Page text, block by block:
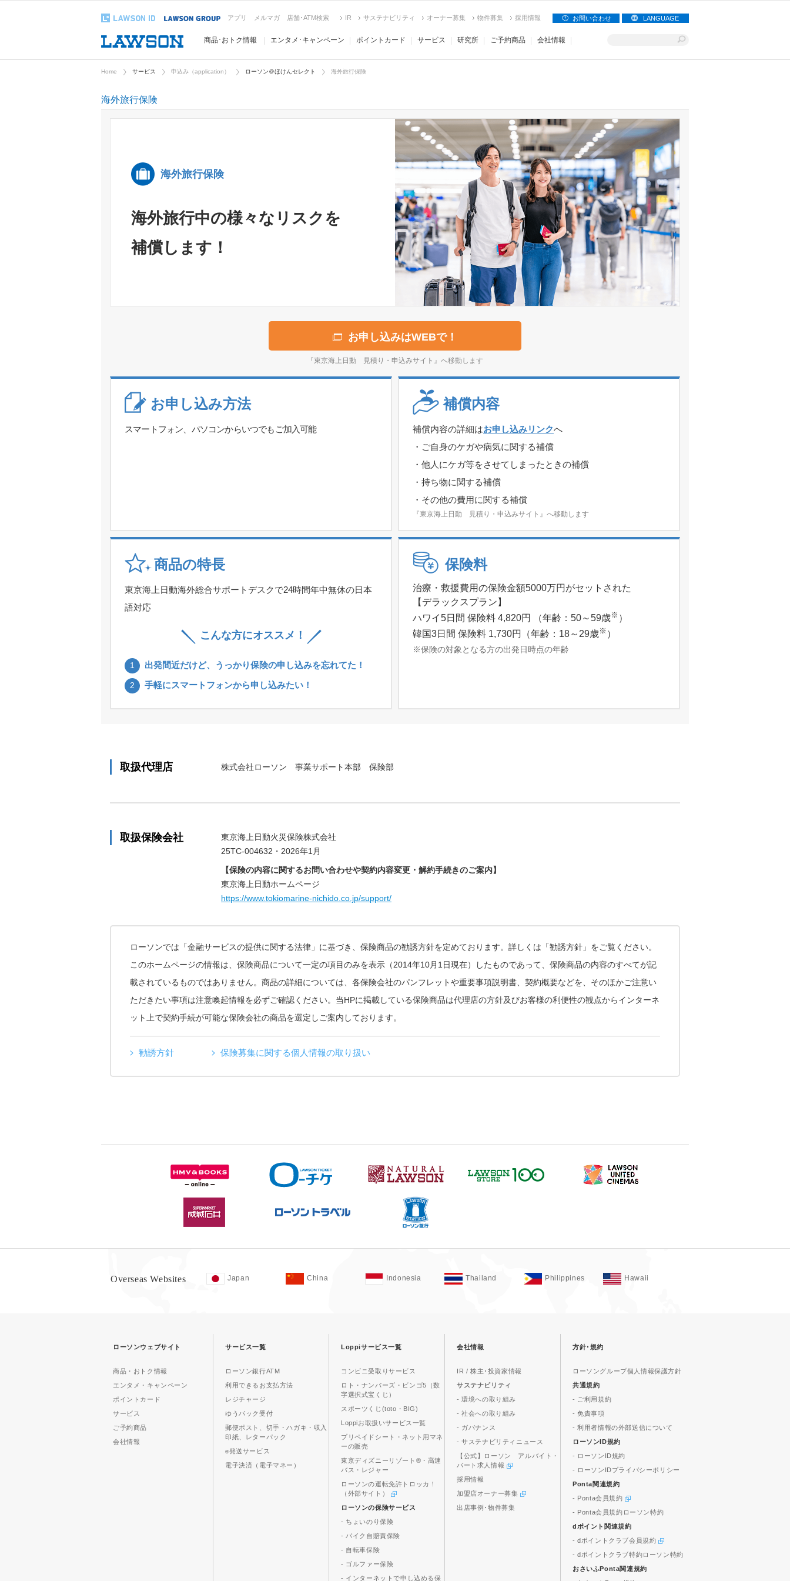
アプリ メルマガ 店舗･ATM検索 IR サステナビリティ オーナー募集 物件募集 採用情報 お問い合わせ LANGUAGE
商品･おトク情報 エンタメ･キャンペーン ポイントカード サービス 研究所 ご予約商品 会社情報
Home サービス 申込み（application） ローソン＠ほけんセレクト 海外旅行保険
海外旅行保険
海外旅行保険
海外旅行中の様々なリスクを
補償します！
お申し込みはWEBで！
『東京海上日動 見積り・申込みサイト』へ移動します
お申し込み方法
スマートフォン、パソコンからいつでもご加入可能
補償内容
補償内容の詳細はお申し込みリンクへ
・ご自身のケガや病気に関する補償
・他人にケガ等をさせてしまったときの補償
・持ち物に関する補償
・その他の費用に関する補償
『東京海上日動 見積り・申込みサイト』へ移動します
商品の特長
東京海上日動海外総合サポートデスクで24時間年中無休の日本
語対応
こんな方にオススメ！
1 出発間近だけど、うっかり保険の申し込みを忘れてた！
2 手軽にスマートフォンから申し込みたい！
保険料
治療・救援費用の保険金額5000万円がセットされた
【デラックスプラン】
ハワイ5日間 保険料 4,820円 （年齢：50～59歳※ ）
韓国3日間 保険料 1,730円（年齢：18～29歳※ ）
※保険の対象となる方の出発日時点の年齢
取扱代理店 株式会社ローソン 事業サポート本部 保険部
取扱保険会社
東京海上日動火災保険株式会社
25TC-004632・2026年1月
【保険の内容に関するお問い合わせや契約内容変更・解約手続きのご案内】
東京海上日動ホームページ
https://www.tokiomarine-nichido.co.jp/support/
ローソンでは「金融サービスの提供に関する法律」に基づき、保険商品の勧誘方針を定めております。詳しくは「勧誘方針」をご覧ください。
このホームページの情報は、保険商品について一定の項目のみを表示（2014年10月1日現在）したものであって、保険商品の内容のすべてが記
載されているものではありません。商品の詳細については、各保険会社のパンフレットや重要事項説明書、契約概要などを、そのほかご注意い
ただきたい事項は注意喚起情報を必ずご確認ください。当HPに掲載している保険商品は代理店の方針及びお客様の利便性の観点からインターネ
ット上で契約手続が可能な保険会社の商品を選定しご案内しております。
勧誘方針 保険募集に関する個人情報の取り扱い
Overseas Websites Japan China Indonesia Thailand Philippines Hawaii
ローソンウェブサイト
商品・おトク情報
エンタメ・キャンペーン
ポイントカード
サービス
ご予約商品
会社情報
サービス一覧
ローソン銀行ATM
利用できるお支払方法
レジチャージ
ゆうパック受付
郵便ポスト、切手・ハガキ・収入
印紙、レターパック
e発送サービス
電子決済（電子マネー）
Loppiサービス一覧
コンビニ受取りサービス
ロト・ナンバーズ・ビンゴ5（数
字選択式宝くじ）
スポーツくじ(toto・BIG)
Loppiお取扱いサービス一覧
プリペイドシート・ネット用マネ
ーの販売
東京ディズニーリゾート®・高速
バス・レジャー
ローソンの運転免許トロッカ！
（外部サイト）
ローソンの保険サービス
- ちょいのり保険
- バイク自賠責保険
- 自転車保険
- ゴルファー保険
- インターネットで申し込める保
会社情報
IR / 株主･投資家情報
サステナビリティ
- 環境への取り組み
- 社会への取り組み
- ガバナンス
- サステナビリティニュース
【公式】ローソン アルバイト・
パート求人情報
採用情報
加盟店オーナー募集
出店事例･物件募集
方針･規約
ローソングループ個人情報保護方針
共通規約
- ご利用規約
- 免責事項
- 利用者情報の外部送信について
ローソンID規約
- ローソンID規約
- ローソンIDプライバシーポリシー
Ponta関連規約
- Ponta会員規約
- Ponta会員規約ローソン特約
dポイント関連規約
- dポイントクラブ会員規約
- dポイントクラブ特約ローソン特約
おさいふPonta関連規約